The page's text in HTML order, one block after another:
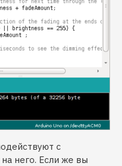
с
него. Если же вы